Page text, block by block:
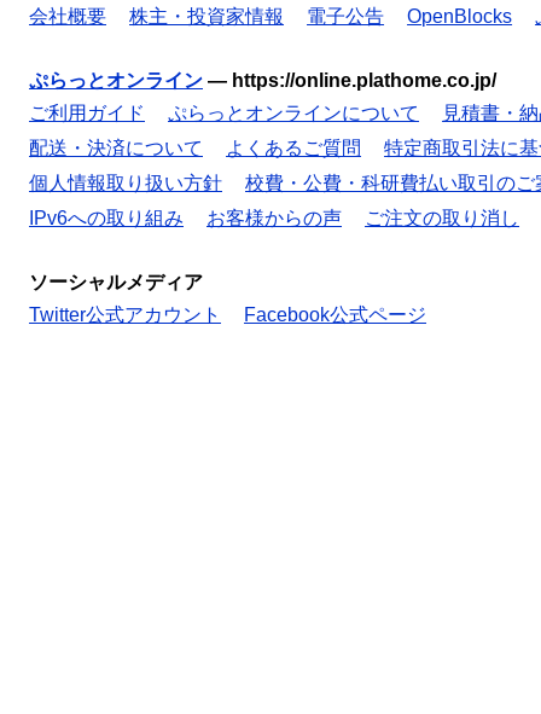
会社概要 株主・投資家情報 電子公告 OpenBlocks
ぷらっとオンライン — https://online.plathome.co.jp/
ご利用ガイド
ぷらっとオンラインについて
見積書・
配送・決済について
よくあるご質問
特定商取引法に
個人情報取り扱い方針
校費・公費・科研費払い取引のご
IPv6への取り組み
お客様からの声 ご注文の取り消し
ソーシャルメディア
Twitter公式アカウント
Facebook公式ページ